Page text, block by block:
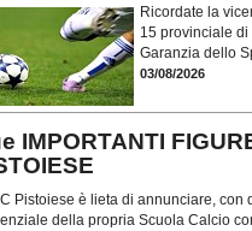
Ricordate la
15 provinciale
Garanzia dello
03/08/2026
IMPORTANTI
Pistoiese è lieta di annunciare,
della propria Scuola Calcio